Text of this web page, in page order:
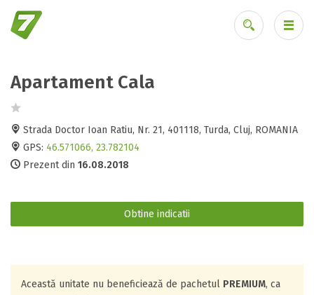
Apartament Cala
Strada Doctor Ioan Ratiu, Nr. 21, 401118, Turda, Cluj, ROMANIA
GPS: 46.571066, 23.782104
Prezent din 16.08.2018
Obtine indicatii
Această unitate nu beneficiează de pachetul PREMIUM, ca